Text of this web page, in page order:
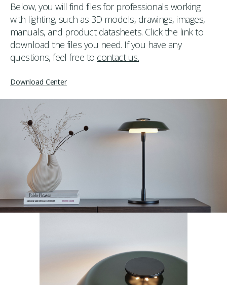
Below, you will find files for professionals working
with lighting, such as 3D models, drawings, images,
manuals, and product datasheets. Click the link to
download the files you need. If you have any
questions, feel free to contact us.
Download Center